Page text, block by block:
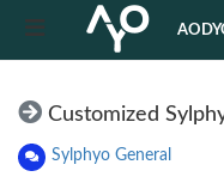
Customized
Sylphyo General